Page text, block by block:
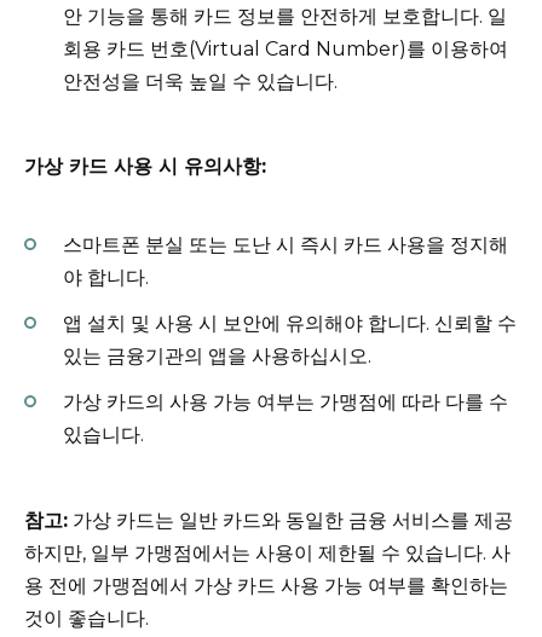
안 기능을 통해 카드 정보를 안전하게 보호합니다. 일
회용 카드 번호(Virtual Card Number)를 이용하여
안전성을 더욱 높일 수 있습니다.
가상 카드 사용 시 유의사항:
스마트폰 분실 또는 도난 시 즉시 카드 사용을 정지해
야 합니다.
앱 설치 및 사용 시 보안에 유의해야 합니다. 신뢰할 수
있는 금융기관의 앱을 사용하십시오.
가상 카드의 사용 가능 여부는 가맹점에 따라 다를 수
있습니다.
참고: 가상 카드는 일반 카드와 동일한 금융 서비스를 제공
하지만, 일부 가맹점에서는 사용이 제한될 수 있습니다. 사
용 전에 가맹점에서 가상 카드 사용 가능 여부를 확인하는
것이 좋습니다.